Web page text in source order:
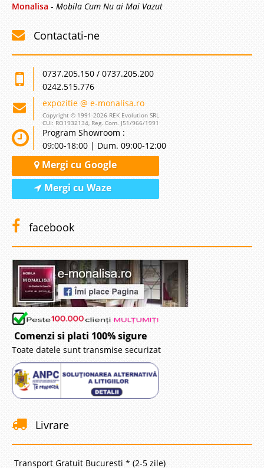
Monalisa - Mobila Cum Nu ai Mai Vazut
Contactati-ne
0737.205.150 / 0737.205.200
0242.515.776
expozitie @ e-monalisa.ro
Copyright © 1991-2026 REK Evolution SRL
CUI: RO1932134, Reg. Com. J51/966/1991
Program Showroom :
09:00-18:00 | Dum. 09:00-12:00
Mergi cu Google
Mergi cu Waze
facebook
Comenzi si plati 100% sigure
Toate datele sunt transmise securizat
Livrare
Transport Gratuit Bucuresti * (2-5 zile)